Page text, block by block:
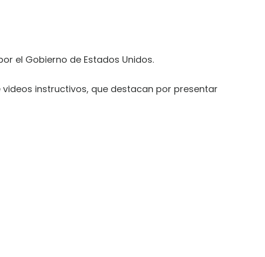
el Gobierno de Estados Unidos.
instructivos, que destacan por presentar